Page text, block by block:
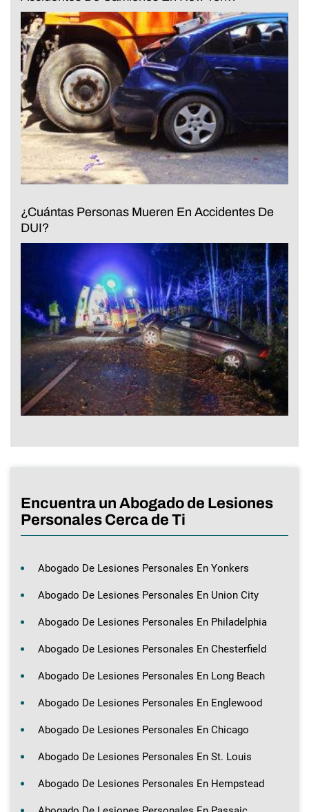
¿Cuántas Personas Mueren En Accidentes De
DUI?
Encuentra un Abogado de Lesiones
Personales Cerca de Ti
Abogado De Lesiones Personales En Yonkers
Abogado De Lesiones Personales En Union City
Abogado De Lesiones Personales En Philadelphia
Abogado De Lesiones Personales En Chesterfield
Abogado De Lesiones Personales En Long Beach
Abogado De Lesiones Personales En Englewood
Abogado De Lesiones Personales En Chicago
Abogado De Lesiones Personales En St. Louis
Abogado De Lesiones Personales En Hempstead